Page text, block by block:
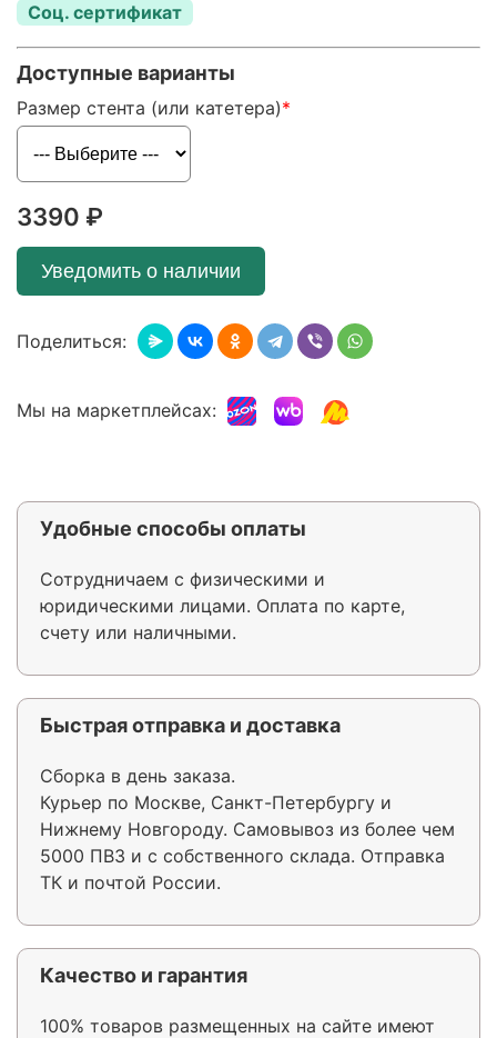
Соц. сертификат
Доступные варианты
Размер стента (или катетера)
3390 ₽
Уведомить о наличии
Поделиться:
Мы на маркетплейсах:
Удобные способы оплаты
Сотрудничаем с физическими и
юридическими лицами. Оплата по карте,
счету или наличными.
Быстрая отправка и доставка
Сборка в день заказа.
Курьер по Москве, Санкт-Петербургу и
Нижнему Новгороду. Самовывоз из более чем
5000 ПВЗ и с собственного склада. Отправка
ТК и почтой России.
Качество и гарантия
100% товаров размещенных на сайте имеют